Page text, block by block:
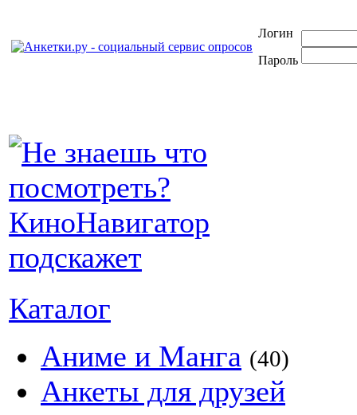
Логин
Пароль
Каталог
Аниме и Манга (40)
Анкеты для друзей